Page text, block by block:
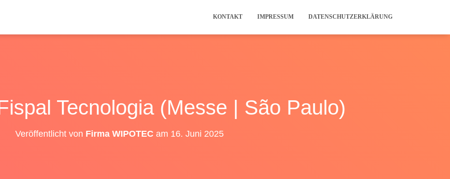
KONTAKT IMPRESSUM DATENSCHUTZERKLÄRUNG
Tecnologia (Messe | São Paulo)
Veröffentlicht von Firma WIPOTEC am 16. Juni 2025